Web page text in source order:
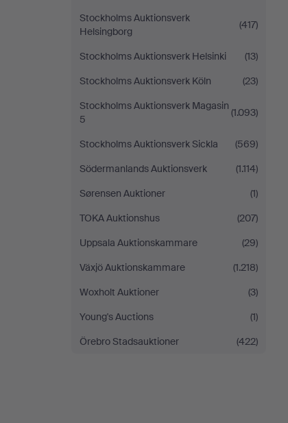
Stockholms Auktionsverk
Helsingborg
(417)
Stockholms Auktionsverk Helsinki
(13)
Stockholms Auktionsverk Köln
(23)
Stockholms Auktionsverk Magasin
5
(1.093)
Stockholms Auktionsverk Sickla
(569)
Södermanlands Auktionsverk
(1.114)
Sørensen Auktioner
(1)
TOKA Auktionshus
(207)
Uppsala Auktionskammare
(29)
Växjö Auktionskammare
(1.218)
Woxholt Auktioner
(3)
Young's Auctions
(1)
Örebro Stadsauktioner
(422)